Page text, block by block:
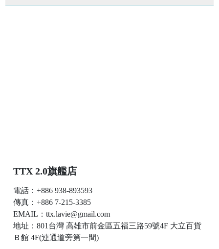
TTX 2.0旗艦店
電話：+886 938-893593
傳真：+886 7-215-3385
EMAIL：ttx.lavie@gmail.com
地址：801台灣 高雄市前金區五福三路59號4F 大立百貨
Ｂ館 4F(連通道旁第一間)